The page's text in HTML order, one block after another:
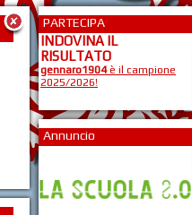
PARTECIPA
INDOVINA IL
RISULTATO
gennaro1904è il campione
2025/2026!
Annuncio